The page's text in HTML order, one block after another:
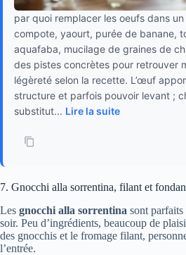
par quoi remplacer les oeufs dans
compote, yaourt, purée de banane,
aquafaba, mucilage de graines de
des pistes concrètes pour retrouver
légèreté selon la recette. L’œuf
structure et parfois pouvoir levant ;
substitut... Lire la suite
7. Gnocchi alla sorrentina, filant et
Les gnocchi alla sorrentina sont
soir. Peu d’ingrédients, beaucoup de
des gnocchis et le fromage filant,
l’entrée.